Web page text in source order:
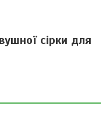
сірки для